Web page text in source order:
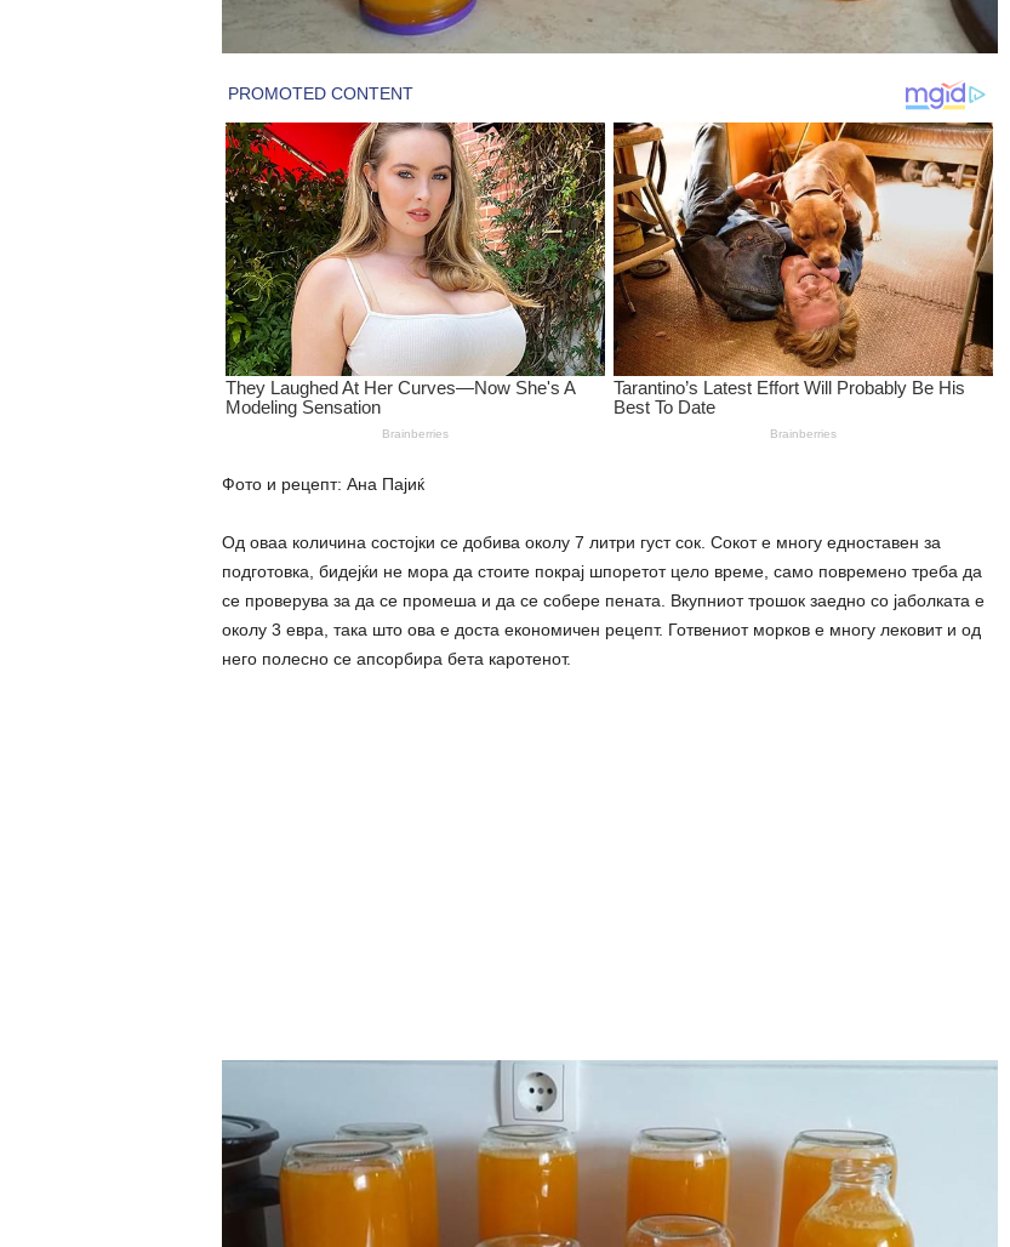
Фото и рецепт: Ана Пајиќ
Од оваа количина состојки се добива околу 7 литри густ сок. Сокот е многу едноставен за
подготовка, бидејќи не мора да стоите покрај шпоретот цело време, само повремено треба да
се проверува за да се промеша и да се собере пената. Вкупниот трошок заедно со јаболката е
околу 3 евра, така што ова е доста економичен рецепт. Готвениот морков е многу лековит и од
него полесно се апсорбира бета каротенот.